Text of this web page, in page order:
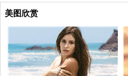
美图欣赏